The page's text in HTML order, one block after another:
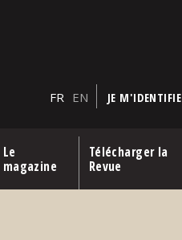
FR EN JE M'IDENTIFIE
Le
magazine
Télécharger la
Revue